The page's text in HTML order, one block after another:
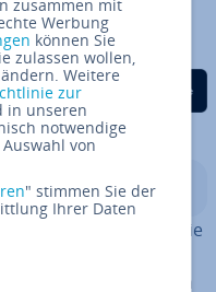
teilen
Twitter teilen
Auf LinkedIn
die Augen, wenn Sie
Sowohl am PC als
Mode einfach in den
zusammen mit
Werbung
können Sie
zulassen wollen,
Weitere
zur
in unseren
notwendige
von
" stimmen Sie der
Ihrer Daten